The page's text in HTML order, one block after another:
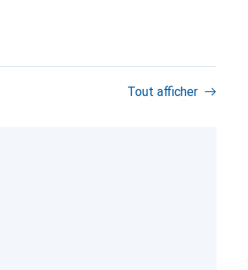
Tout afficher